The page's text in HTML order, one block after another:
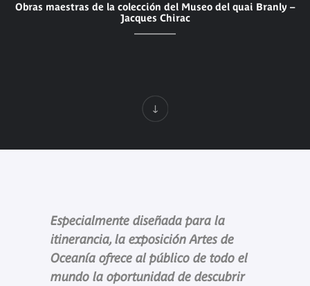
Obras maestras de la colección del Museo del quai Branly –
Jacques Chirac
Especialmente diseñada para la
itinerancia, la exposición Artes de
Oceanía ofrece al público de todo el
mundo la oportunidad de descubrir